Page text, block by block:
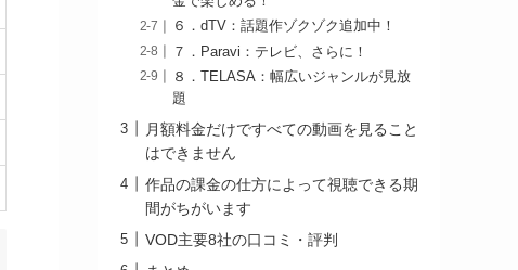
６．dTV：話題作ゾクゾク追加中！
７．Paravi：テレビ、さらに！
８．TELASA：幅広いジャンルが見放
題
月額料金だけですべての動画を見ること
はできません
作品の課金の仕方によって視聴できる期
間がちがいます
VOD主要8社の口コミ・評判